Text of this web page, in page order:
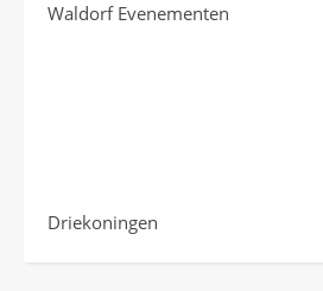
Waldorf Evenementen
Driekoningen